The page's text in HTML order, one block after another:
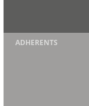
ADHERENTS